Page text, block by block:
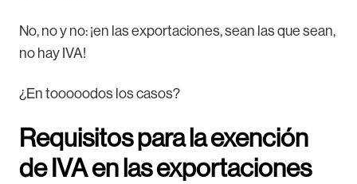
No, no y no: ¡en las exportaciones, sean las que sean,
no hay IVA!
¿En tooooodos los casos?
Requisitos para la exención
de IVA en las exportaciones